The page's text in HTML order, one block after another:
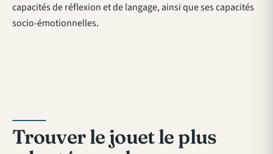
capacités de réflexion et de langage, ainsi que ses capacités
socio-émotionnelles.
Trouver le jouet le plus